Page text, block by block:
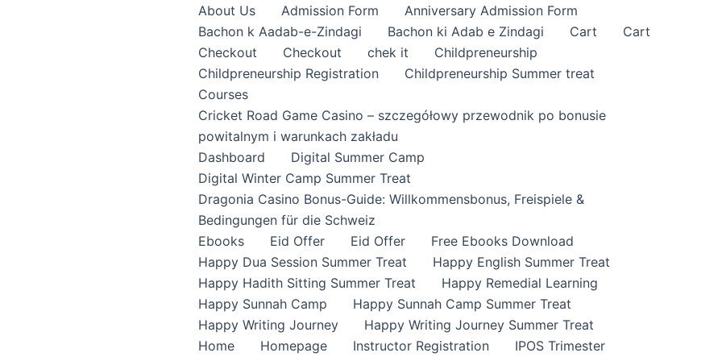
About Us Admission Form
Anniversary Admission Form
Bachon k Aadab-e-Zindagi
Bachon ki Adab e Zindagi Cart
Cart
Checkout
Checkout chek it
Childpreneurship
Childpreneurship Registration
Childpreneurship Summer treat
Courses
Cricket Road Game Casino – szczegółowy przewodnik po bonusie
powitalnym i warunkach zakładu
Dashboard
Digital Summer Camp
Digital Winter Camp Summer Treat
Dragonia Casino Bonus-Guide: Willkommensbonus, Freispiele &
Bedingungen für die Schweiz
Ebooks
Eid Offer Eid Offer
Free Ebooks Download
Happy Dua Session Summer Treat
Happy English Summer Treat
Happy Hadith Sitting Summer Treat
Happy Remedial Learning
Happy Sunnah Camp
Happy Sunnah Camp Summer Treat
Happy Writing Journey
Happy Writing Journey Summer Treat
Home
Homepage Instructor Registration
IPOS Trimester